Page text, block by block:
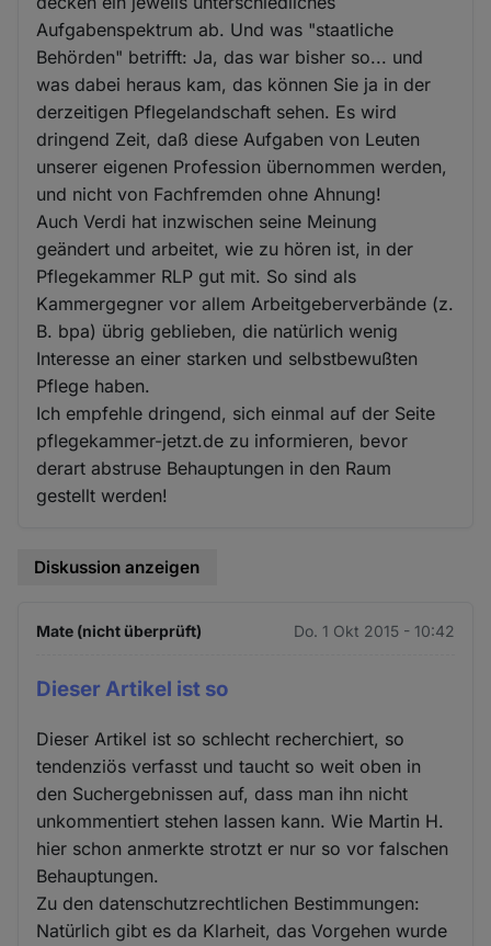
Aufgabenspektrum ab. Und was "staatliche
Behörden" betrifft: Ja, das war bisher so... und
was dabei heraus kam, das können Sie ja in der
derzeitigen Pflegelandschaft sehen. Es wird
dringend Zeit, daß diese Aufgaben von Leuten
unserer eigenen Profession übernommen werden,
und nicht von Fachfremden ohne Ahnung!
Auch Verdi hat inzwischen seine Meinung
geändert und arbeitet, wie zu hören ist, in der
Pflegekammer RLP gut mit. So sind als
Kammergegner vor allem Arbeitgeberverbände (z.
B. bpa) übrig geblieben, die natürlich wenig
Interesse an einer starken und selbstbewußten
Pflege haben.
Ich empfehle dringend, sich einmal auf der Seite
pflegekammer-jetzt.de zu informieren, bevor
derart abstruse Behauptungen in den Raum
gestellt werden!
Diskussion anzeigen
Mate (nicht überprüft) Do. 1 Okt 2015 - 10:42
Dieser Artikel ist so
Dieser Artikel ist so schlecht recherchiert, so
tendenziös verfasst und taucht so weit oben in
den Suchergebnissen auf, dass man ihn nicht
unkommentiert stehen lassen kann. Wie Martin H.
hier schon anmerkte strotzt er nur so vor falschen
Behauptungen.
Zu den datenschutzrechtlichen Bestimmungen:
Natürlich gibt es da Klarheit, das Vorgehen wurde